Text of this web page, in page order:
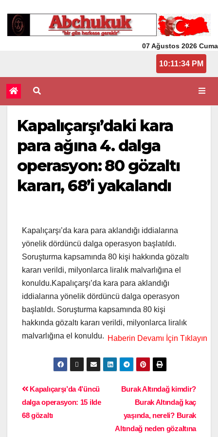
07 Ağustos 2026 Cuma
10:11:34 PM
Kapalıçarşı’daki kara
para ağına 4. dalga
operasyon: 80 gözaltı
kararı, 68’i yakalandı
Kapalıçarşı’da kara para aklandığı iddialarına
yönelik dördüncü dalga operasyon başlatıldı.
Soruşturma kapsamında 80 kişi hakkında gözaltı
kararı verildi, milyonlarca liralık malvarlığına el
konuldu.Kapalıçarşı’da kara para aklandığı
iddialarına yönelik dördüncü dalga operasyon
başlatıldı. Soruşturma kapsamında 80 kişi
hakkında gözaltı kararı verildi, milyonlarca liralık
malvarlığına el konuldu.
Burak Altındağ kimdir?
Burak Altındağ kaç
yaşında, nereli? Burak
Altındağ neden gözaltına
Kapalıçarşı’da 4’üncü
dalga operasyon: 15 ilde
68 gözaltı